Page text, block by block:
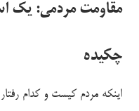
مقاومت مردمی: یک
چکیده
اینکه مردم کیست و کدام